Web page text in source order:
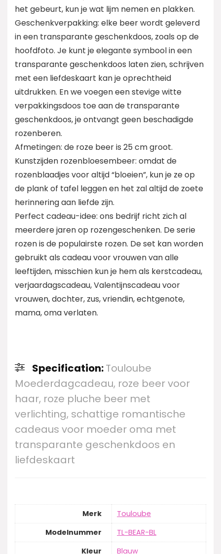
het gebeurt, kun je wat lijm nemen en plakken.
Geschenkverpakking: elke beer wordt geleverd
in een transparante geschenkdoos, zoals op de
hoofdfoto. Je kunt je elegante symbool in een
transparante geschenkdoos laten zien, schrijven
met een liefdeskaart kan je oprechtheid
uitdrukken. En we voegen een stevige witte
verpakkingsdoos toe aan de transparante
geschenkdoos, je ontvangt geen beschadigde
rozenberen.
Afmetingen: de roze beer is 25 cm groot.
Kunstzijden rozenbloesembeer: omdat de
rozenblaadjes voor altijd “bloeien”, kun je ze op
de plank of tafel leggen en het zal altijd de zoete
herinnering aan liefde zijn.
Perfect cadeau-idee: ons bedrijf richt zich al
meerdere jaren op rozengeschenken. De serie
rozen is de populairste rozen. De set kan worden
gebruikt als cadeau voor vrouwen van alle
leeftijden, misschien kun je hem als kerstcadeau,
verjaardagscadeau, Valentijnscadeau voor
vrouwen, dochter, zus, vriendin, echtgenote,
mama, oma verlaten.
Specification:Touloube
Moederdagcadeau, roze beer voor
haar, roze pluche beer met
verlichting, schattige romantische
cadeaus voor moeder oma met
transparante geschenkdoos en
liefdeskaart
Merk
‎Touloube
Modelnummer
‎TL-BEAR-BL
Kleur
‎Blauw